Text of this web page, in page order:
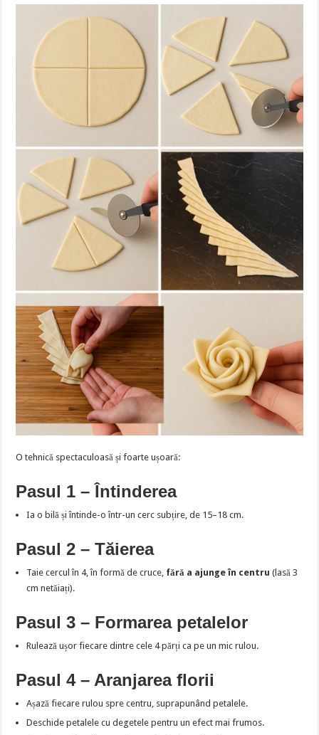
O tehnică spectaculoasă și foarte ușoară:
Pasul 1 – Întinderea
Ia o bilă și întinde-o într-un cerc subțire, de 15–18 cm.
Pasul 2 – Tăierea
Taie cercul în 4, în formă de cruce, fără a ajunge în centru (lasă 3
cm netăiați).
Pasul 3 – Formarea petalelor
Rulează ușor fiecare dintre cele 4 părți ca pe un mic rulou.
Pasul 4 – Aranjarea florii
Așază fiecare rulou spre centru, suprapunând petalele.
Deschide petalele cu degetele pentru un efect mai frumos.